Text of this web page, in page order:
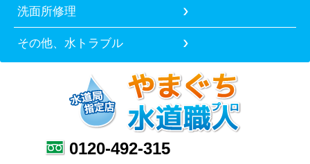
洗面所修理
その他、水トラブル
0120-492-315